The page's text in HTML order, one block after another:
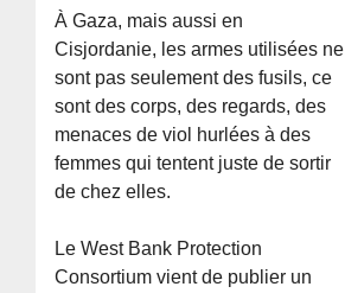
À Gaza, mais aussi en
Cisjordanie, les armes utilisées ne
sont pas seulement des fusils, ce
sont des corps, des regards, des
menaces de viol hurlées à des
femmes qui tentent juste de sortir
de chez elles.
Le West Bank Protection
Consortium vient de publier un